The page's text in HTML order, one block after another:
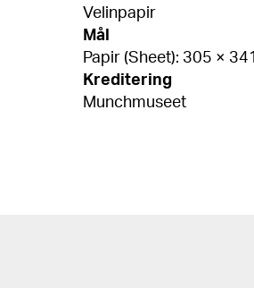
Velinpapir
Mål
Papir (Sheet): 305 ×
Kreditering
Munchmuseet